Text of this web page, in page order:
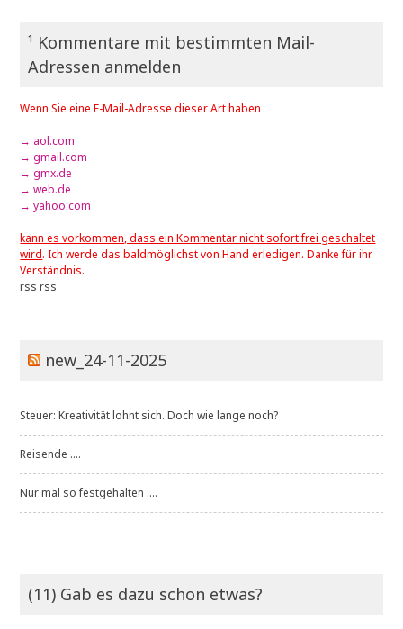
¹ Kommentare mit bestimmten Mail-
Adressen anmelden
Wenn Sie eine E-Mail-Adresse dieser Art haben
→ aol.com
→ gmail.com
→ gmx.de
→ web.de
→ yahoo.com
kann es vorkommen, dass ein Kommentar nicht sofort frei geschaltet
wird. Ich werde das baldmöglichst von Hand erledigen. Danke für ihr
Verständnis.
rss rss
new_24-11-2025
Steuer: Kreativität lohnt sich. Doch wie lange noch?
Reisende ....
Nur mal so festgehalten ....
(11) Gab es dazu schon etwas?